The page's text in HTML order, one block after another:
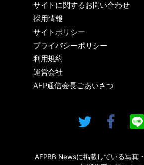
サイトに関するお問い合わせ
採用情報
サイトポリシー
プライバシーポリシー
利用規約
運営会社
AFP通信会長ごあいさつ
AFPBB Newsに掲載している写真